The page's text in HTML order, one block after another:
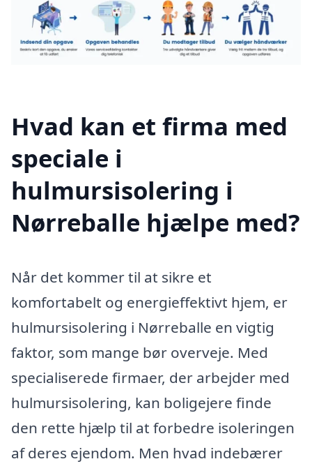
Hvad kan et firma med
speciale i
hulmursisolering i
Nørreballe hjælpe med?
Når det kommer til at sikre et
komfortabelt og energieffektivt hjem, er
hulmursisolering i Nørreballe en vigtig
faktor, som mange bør overveje. Med
specialiserede firmaer, der arbejder med
hulmursisolering, kan boligejere finde
den rette hjælp til at forbedre isoleringen
af deres ejendom. Men hvad indebærer